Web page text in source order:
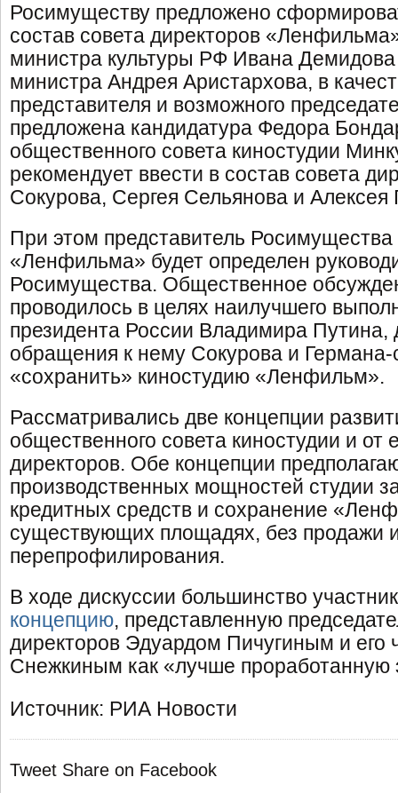
Росимуществу предложено
состав совета директоров
министра культуры РФ Ивана Демидова
министра Андрея Аристархова, в
представителя и возможного
предложена кандидатура Федора
общественного совета киностудии
рекомендует ввести в состав совета
Сокурова, Сергея Сельянова и Алексея
При этом представитель Росимущества
«Ленфильма» будет определен
Росимущества. Общественное
проводилось в целях наилучшего
президента России Владимира Путина,
обращения к нему Сокурова и Германа-
«сохранить» киностудию «Ленфильм».
Рассматривались две концепции
общественного совета киностудии и от
директоров. Обе концепции
производственных мощностей студии
кредитных средств и сохранение
существующих площадях, без продажи
перепрофилирования.
В ходе дискуссии большинство
концепцию, представленную
директоров Эдуардом Пичугиным и его
Снежкиным как «лучше проработанную
Источник: РИА Новости
Tweet Share on Facebook